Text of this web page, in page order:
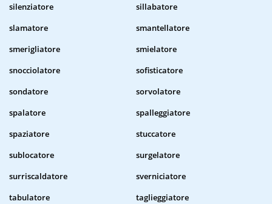
silenziatore
sillabatore
slamatore
smantellatore
smerigliatore
smielatore
snocciolatore
sofisticatore
sondatore
sorvolatore
spalatore
spalleggiatore
spaziatore
stuccatore
sublocatore
surgelatore
surriscaldatore
sverniciatore
tabulatore
taglieggiatore